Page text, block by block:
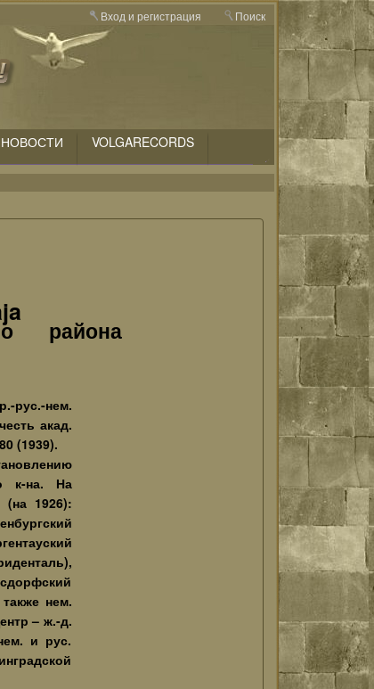
Вход и регистрация Поиск
НОВОСТИ VOLGARECORDS
района
рус.-нем.
акад.
(1939).
к-на. На
1926):
нем.
– ж.-д.
и рус.